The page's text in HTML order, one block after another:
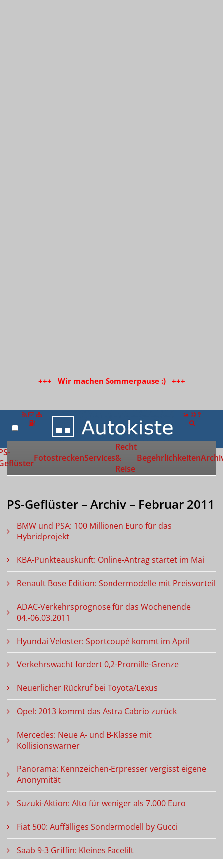
+++ Wir machen Sommerpause :) +++
Zur Startseite
FotostreckenServices
Recht
&
Reise
Begehrlichkeiten
PS-Geflüster – Archiv – Februar 2011
BMW und PSA: 100 Millionen Euro für das
Hybridprojekt
KBA-Punkteauskunft: Online-Antrag startet im Mai
Renault Bose Edition: Sondermodelle mit Preisvorteil
ADAC-Verkehrsprognose für das Wochenende
04.-06.03.2011
Hyundai Veloster: Sportcoupé kommt im April
Verkehrswacht fordert 0,2-Promille-Grenze
Neuerlicher Rückruf bei Toyota/Lexus
Opel: 2013 kommt das Astra Cabrio zurück
Mercedes: Neue A- und B-Klasse mit
Kollisionswarner
Panorama: Kennzeichen-Erpresser vergisst eigene
Anonymität
Suzuki-Aktion: Alto für weniger als 7.000 Euro
Fiat 500: Auffälliges Sondermodell by Gucci
Saab 9-3 Griffin: Kleines Facelift